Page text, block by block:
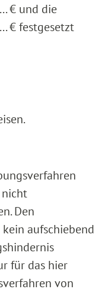
€ und die
€ festgesetzt
nicht
Den
aufschiebend
für das hier
von